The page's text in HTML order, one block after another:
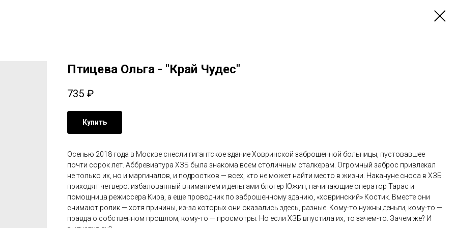
Птицева Ольга - "Край Чудес"
735 ₽
Купить
Осенью 2018 года в Москве снесли гигантское здание Ховринской заброшенной больницы, пустовавшее
почти сорок лет. Аббревиатура ХЗБ была знакома всем столичным сталкерам. Огромный заброс привлекал
не только их, но и маргиналов, и подростков — всех, кто не может найти место в жизни. Накануне сноса в ХЗБ
приходят четверо: избалованный вниманием и деньгами блогер Южин, начинающие оператор Тарас и
помощница режиссера Кира, а еще проводник по заброшенному зданию, «ховринский» Костик. Вместе они
снимают ролик — хотя причины, из-за которых они оказались здесь, разные. Кому-то нужны деньги, кому-то —
правда о собственном прошлом, кому-то — просмотры. Но если ХЗБ впустила их, то зачем-то. Зачем же? И